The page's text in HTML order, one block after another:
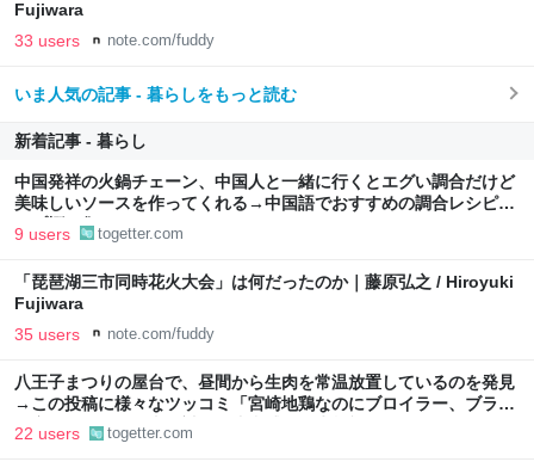
Fujiwara
33 users note.com/fuddy
いま人気の記事 - 暮らしをもっと読む
新着記事 - 暮らし
中国発祥の火鍋チェーン、中国人と一緒に行くとエグい調合だけど
美味しいソースを作ってくれる→中国語でおすすめの調合レシピが
リプ欄に集まる
9 users togetter.com
「琵琶湖三市同時花火大会」は何だったのか｜藤原弘之 / Hiroyuki
Fujiwara
35 users note.com/fuddy
八王子まつりの屋台で、昼間から生肉を常温放置しているのを発見
→この投稿に様々なツッコミ「宮崎地鶏なのにブロイラー、ブラジ
ル産では？」「写真に対して違和感」衛生状態も気になる
22 users togetter.com